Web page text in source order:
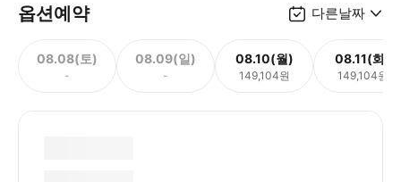
옵션예약 다른날짜
08.08(토)
-
08.09(일)
-
08.10(월)
149,104원
08.11(화)
149,104원